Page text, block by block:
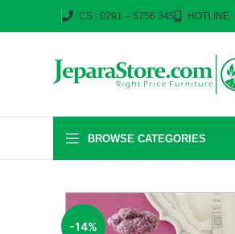
CS : 0291 – 5756 345 HOTLINE
BROWSE CATEGORIES
-14%